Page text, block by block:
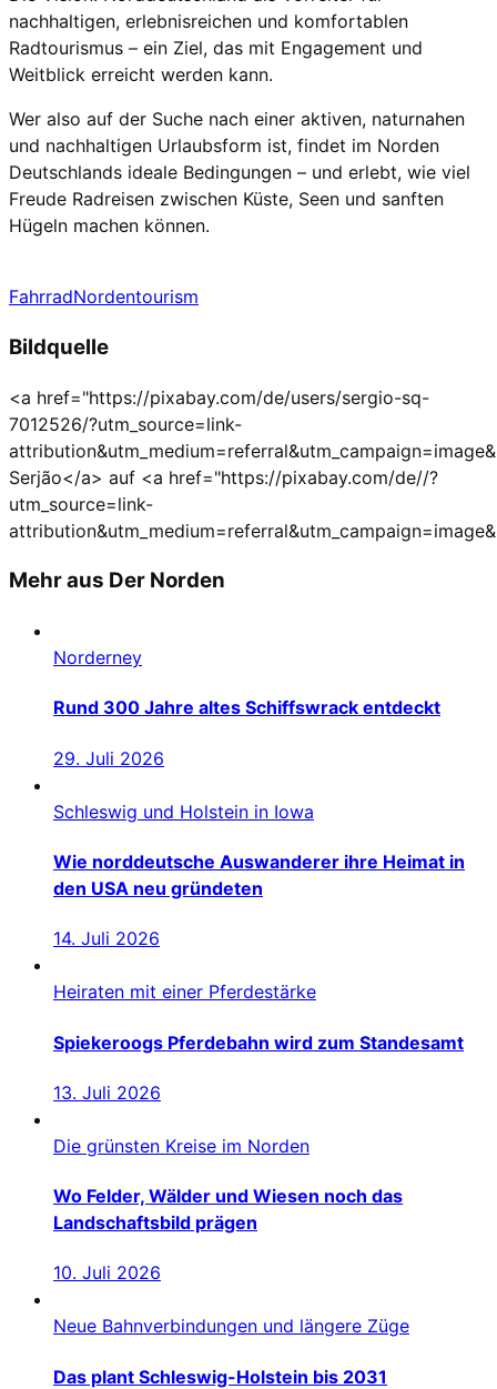
nachhaltigen, erlebnisreichen und komfortablen
Radtourismus – ein Ziel, das mit Engagement und
Weitblick erreicht werden kann.
Wer also auf der Suche nach einer aktiven, naturnahen
und nachhaltigen Urlaubsform ist, findet im Norden
Deutschlands ideale Bedingungen – und erlebt, wie viel
Freude Radreisen zwischen Küste, Seen und sanften
Hügeln machen können.
FahrradNordentourism
Bildquelle
<a href="https://pixabay.com/de/users/sergio-sq-
7012526/?utm_source=link-
Serjão</a> auf <a href="https://pixabay.com/de//?
utm_source=link-
Mehr aus Der Norden
Norderney
Rund 300 Jahre altes Schiffswrack entdeckt
29. Juli 2026
Schleswig und Holstein in Iowa
Wie norddeutsche Auswanderer ihre Heimat in
den USA neu gründeten
14. Juli 2026
Heiraten mit einer Pferdestärke
Spiekeroogs Pferdebahn wird zum Standesamt
13. Juli 2026
Die grünsten Kreise im Norden
Wo Felder, Wälder und Wiesen noch das
Landschaftsbild prägen
10. Juli 2026
Neue Bahnverbindungen und längere Züge
Das plant Schleswig-Holstein bis 2031